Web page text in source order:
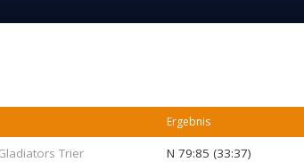
Ergebnis
Trier N 79:85 (33:37)